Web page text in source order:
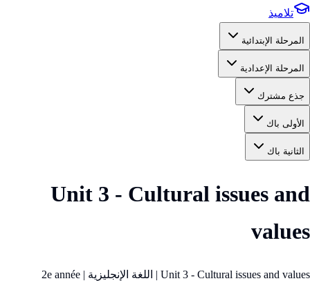
تلاميذ
المرحلة الإبتدائية
المرحلة الإعدادية
جذع مشترك
الأولى باك
الثانية باك
Unit 3 - Cultural issues and
values
Unit 3 - Cultural issues and values | اللغة الإنجليزية | 2e année